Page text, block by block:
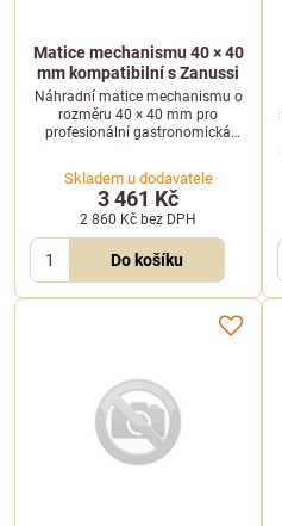
Matice mechanismu 40 × 40
mm kompatibilní s Zanussi
Náhradní matice mechanismu o
rozměru 40 × 40 mm pro
profesionální gastronomická
mechanických částí.
Skladem u dodavatele
3 461 Kč
2 860 Kč bez DPH
Do košíku